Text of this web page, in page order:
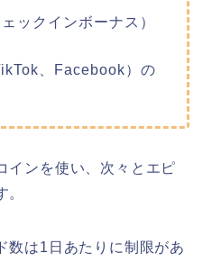
ックインボーナス）
、Facebook）の
インを使い、次々とエピ
数は1日あたりに制限があ